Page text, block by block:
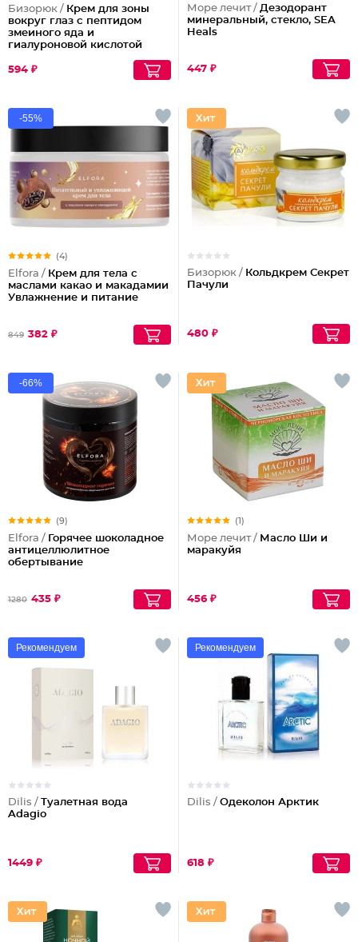
Бизорюк / Крем для зоны
вокруг глаз с пептидом
змеиного яда и
гиалуроновой кислотой
594 ₽
Море лечит / Дезодорант
минеральный, стекло, SEA
Heals
447 ₽
-55%
(4)
Elfora / Крем для тела с
маслами какао и макадамии
Увлажнение и питание
849 382 ₽
Бизорюк / Кольдкрем Секрет
Пачули
480 ₽
-66%
(9)
Elfora / Горячее шоколадное
антицеллюлитное
обертывание
1280 435 ₽
(1)
Море лечит / Масло Ши и
маракуйя
456 ₽
Рекомендуем
Dilis / Туалетная вода
Adagio
1449 ₽
Рекомендуем
Dilis / Одеколон Арктик
618 ₽